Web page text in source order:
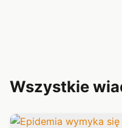
Wszystkie